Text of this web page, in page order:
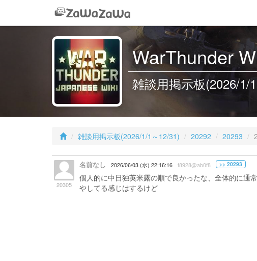
WarThunder
雑談用掲示板(2026/1/
雑談用掲示板(2026/1/1～12/31) 20292 20293
20305
名前なし 2026/06/03 (水) 22:16:16 f8928@ab0f8 >> 20293
個人的に中日独英米露の順で良かったな、全体的に通
やしてる感じはするけど